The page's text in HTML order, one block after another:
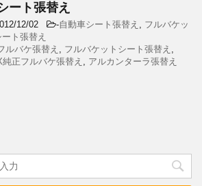
ート張替え
12/02 -自動車シート張替え , フルバケッ
ート張替え
ルバケ張替え , フルバケットシート張替え ,
純正フルバケ張替え , アルカンターラ張替え